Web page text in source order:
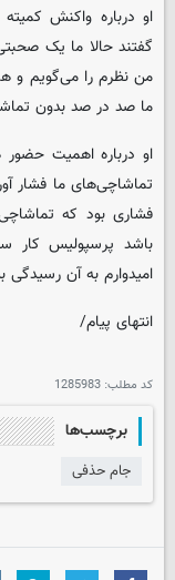
او درباره واکنش
گفتند حالا ما یک
من نظرم را می‌گویم و
ما صد در صد بدون
او درباره اهمیت حضور
تماشاچی‌های ما فشار
فشاری بود که
باشد پرسپولیس کار
امیدوارم به آن رسیدگی
انتهای پیام/
کد مطلب: 1285983
برچسب‌ها
جام حذفی